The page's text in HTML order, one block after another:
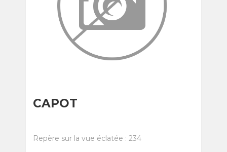
CAPOT
Repère sur la vue éclatée : 234